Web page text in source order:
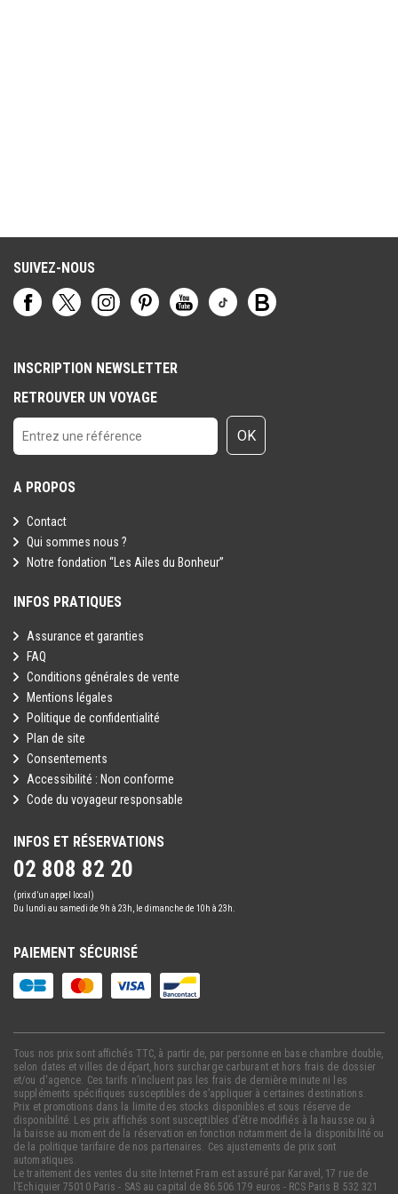
SUIVEZ-NOUS
INSCRIPTION NEWSLETTER
RETROUVER UN VOYAGE
OK
A PROPOS
Contact
Qui sommes nous ?
Notre fondation “Les Ailes du Bonheur”
INFOS PRATIQUES
Assurance et garanties
FAQ
Conditions générales de vente
Mentions légales
Politique de confidentialité
Plan de site
Consentements
Accessibilité : Non conforme
Code du voyageur responsable
INFOS ET RÉSERVATIONS
02 808 82 20
(prix d’un appel local)
Du lundi au samedi de 9h à 23h, le dimanche de 10h à 23h.
PAIEMENT SÉCURISÉ
Tous nos prix sont affichés TTC, à partir de, par personne en base chambre double,
selon dates et villes de départ, hors surcharge carburant et hors frais de dossier
et/ou d'agence. Ces tarifs n’incluent pas les frais de dernière minute ni les
suppléments spécifiques susceptibles de s’appliquer à certaines destinations.
Prix et promotions dans la limite des stocks disponibles et sous réserve de
disponibilité. Les prix affichés sont susceptibles d’être modifiés à la hausse ou à
la baisse au moment de la réservation en fonction notamment de la disponibilité ou
de la politique tarifaire de nos partenaires. Ces ajustements de prix sont
automatiques.
Le traitement des ventes du site Internet Fram est assuré par Karavel, 17 rue de
l’Echiquier 75010 Paris - SAS au capital de 86.506.179 euros - RCS Paris B 532 321